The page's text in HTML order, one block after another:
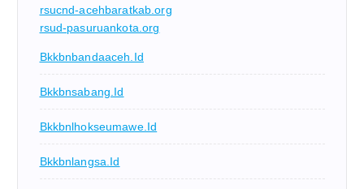
rsucnd-acehbaratkab.org
rsud-pasuruankota.org
Bkkbnbandaaceh.id
Bkkbnsabang.id
Bkkbnlhokseumawe.id
Bkkbnlangsa.id